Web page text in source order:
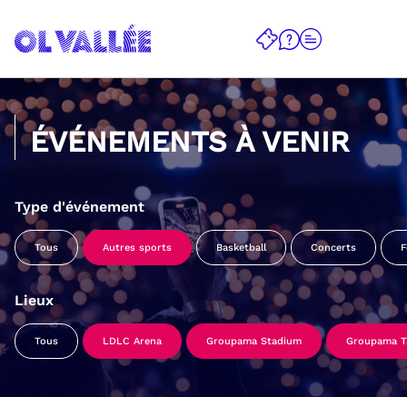
ÉVÉNEMENTS À VENIR
Type d'événement
Tous Autres sports Basketball Concerts
Lieux
Tous LDLC Arena Groupama Stadium Groupama